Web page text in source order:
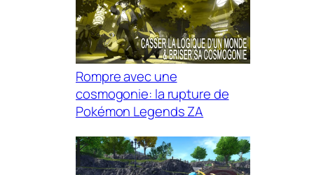
Rompre avec une
cosmogonie: la rupture de
Pokémon Legends ZA